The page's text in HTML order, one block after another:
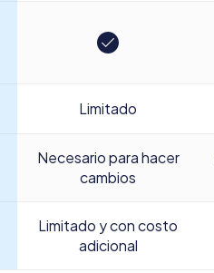
Limitado
Necesario para hacer
cambios
Limitado y con costo
adicional